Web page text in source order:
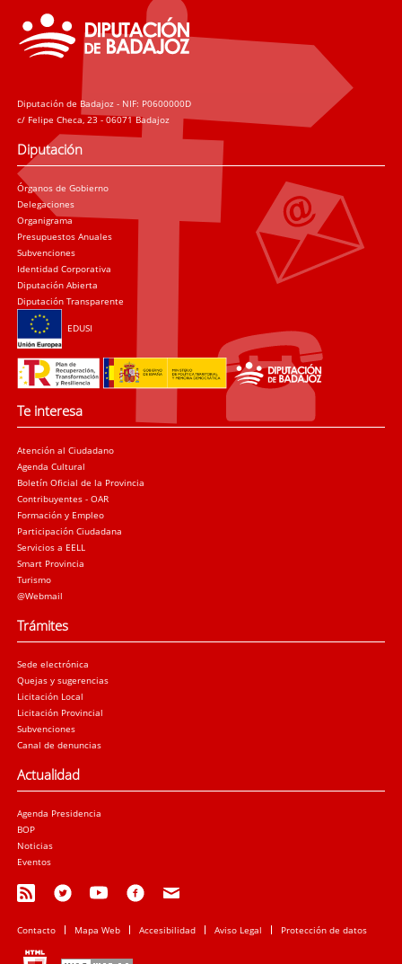
Diputación de Badajoz - NIF: P0600000D
c/ Felipe Checa, 23 - 06071 Badajoz
Diputación
Órganos de Gobierno
Delegaciones
Organigrama
Presupuestos Anuales
Subvenciones
Identidad Corporativa
Diputación Abierta
Diputación Transparente
EDUSI
Te interesa
Atención al Ciudadano
Agenda Cultural
Boletín Oficial de la Provincia
Contribuyentes - OAR
Formación y Empleo
Participación Ciudadana
Servicios a EELL
Smart Provincia
Turismo
@Webmail
Trámites
Sede electrónica
Quejas y sugerencias
Licitación Local
Licitación Provincial
Subvenciones
Canal de denuncias
Actualidad
Agenda Presidencia
BOP
Noticias
Eventos
Contacto Mapa Web Accesibilidad Aviso Legal Protección de datos